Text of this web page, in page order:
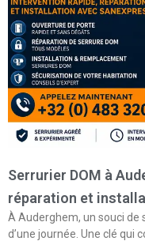
Serrurier DOM à
réparation et
À Auderghem, un souci
d’une journée. Une clé qui